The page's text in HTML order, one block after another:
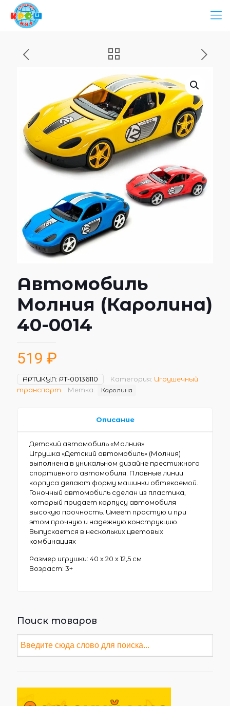
Автомобиль
Молния (Каролина)
40-0014
519 ₽
АРТИКУЛ: РТ-00136110 Категория: Игрушечный
транспорт
Метка: Каролина
Описание
Детский автомобиль «Молния»
Игрушка «Детский автомобиль» (Молния)
выполнена в уникальном дизайне престижного
спортивного автомобиля. Плавные линии
корпуса делают форму машинки обтекаемой.
Гоночный автомобиль сделан из пластика,
который придает корпусу автомобиля
высокую прочность. Имеет простую и при
этом прочную и надежную конструкцию.
Выпускается в нескольких цветовых
комбинациях
Размер игрушки: 40 х 20 х 12,5 см
Возраст: 3+
Поиск товаров